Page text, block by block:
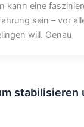
kann eine
sein – vor
will. Genau
stabilisieren